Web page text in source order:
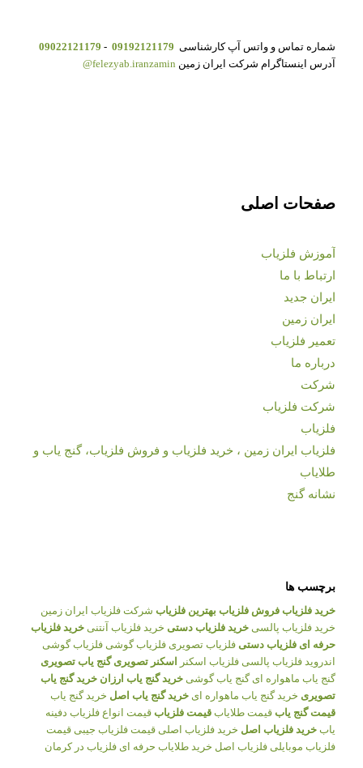
شماره تماس و واتس آپ کارشناسی 09192121179
-
09022121179
آدرس اینستاگرام شرکت ایران زمین felezyab.iranzamin@
صفحات اصلی
آموزش فلزیاب
ارتباط با ما
ایران جدید
ایران زمین
تعمیر فلزیاب
درباره ما
شرکت
شرکت فلزیاب
فلزیاب
فلزیاب ایران زمین ، خرید فلزیاب و فروش فلزیاب، گنج یاب و
طلایاب
نشانه گنج
برچسب ها
خرید فلزیاب فروش فلزیاب بهترین فلزیاب شرکت فلزیاب ایران زمین
خرید فلزیاب پالسی خرید فلزیاب دستی خرید فلزیاب آنتنی خرید فلزیاب
حرفه ای فلزیاب دستی فلزیاب تصویری فلزیاب گوشی فلزیاب گوشی
اندروید فلزیاب پالسی فلزیاب اسکنر اسکنر تصویری گنج یاب تصویری
گنج یاب ماهواره ای گنج یاب گوشی خرید گنج یاب ارزان خرید گنج یاب
تصویری خرید گنج یاب ماهواره ای خرید گنج یاب اصل خرید گنج یاب
قیمت گنج یاب قیمت طلایاب قیمت فلزیاب قیمت انواع فلزیاب دفینه
یاب خرید فلزیاب اصل خرید فلزیاب اصلی قیمت فلزیاب جیبی قیمت
فلزیاب موبایلی فلزیاب اصل خرید طلایاب حرفه ای فلزیاب در کرمان